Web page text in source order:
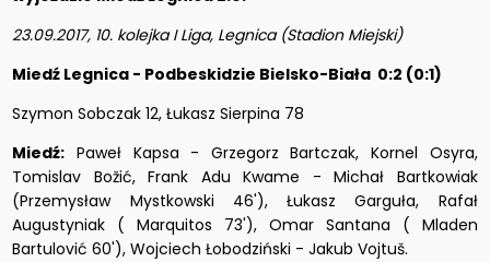
23.09.2017, 10. kolejka I Liga, Legnica (Stadion Miejski)
Miedź Legnica - Podbeskidzie Bielsko-Biała 0:2 (0:1)
Szymon Sobczak 12, Łukasz Sierpina 78
Miedź: Paweł Kapsa - Grzegorz Bartczak, Kornel Osyra,
Tomislav Božić, Frank Adu Kwame - Michał Bartkowiak
(Przemysław Mystkowski 46'), Łukasz Garguła, Rafał
Augustyniak ( Marquitos 73'), Omar Santana ( Mladen
Bartulović 60'), Wojciech Łobodziński - Jakub Vojtuš.